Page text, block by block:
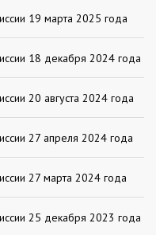
19 марта 2025 года
18 декабря 2024 года
20 августа 2024 года
27 апреля 2024 года
27 марта 2024 года
25 декабря 2023 года